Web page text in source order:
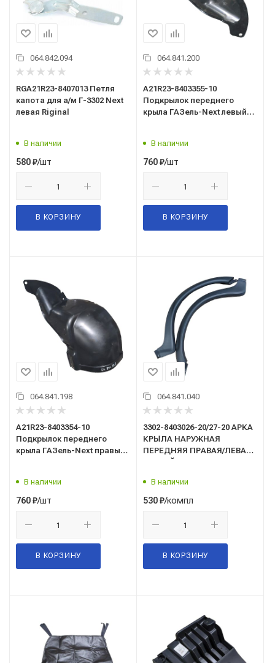
064.842.094
RGA21R23-8407013 Петля
капота для а/м Г-3302 Next
левая Riginal
В наличии
580₽/шт
В КОРЗИНУ
064.841.200
А21R23-8403355-10
Подкрылок переднего
крыла ГАЗель-Next левый
В наличии
760₽/шт
В КОРЗИНУ
064.841.198
А21R23-8403354-10
Подкрылок переднего
крыла ГАЗель-Next правый
В наличии
760₽/шт
В КОРЗИНУ
064.841.040
3302-8403026-20/27-20 АРКА
КРЫЛА НАРУЖНАЯ
ПЕРЕДНЯЯ ПРАВАЯ/ЛЕВАЯ/
РЕСТАЙЛИНГ/графит/
В наличии
530₽/компл
В КОРЗИНУ